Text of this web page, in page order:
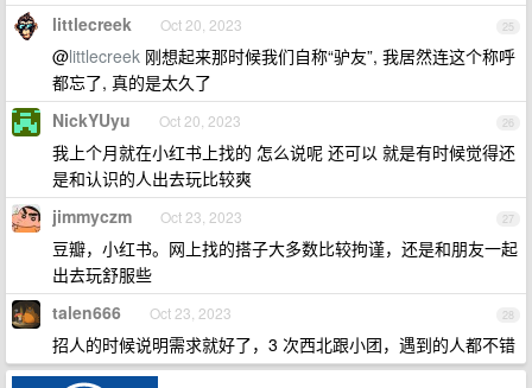
25
littlecreek Oct 20, 2023
@littlecreek 刚想起来那时候我们自称“驴友”, 我居然连这个称呼
都忘了, 真的是太久了
26
NickYUyu Oct 20, 2023
我上个月就在小红书上找的 怎么说呢 还可以 就是有时候觉得还
是和认识的人出去玩比较爽
27
jimmyczm Oct 23, 2023
豆瓣，小红书。网上找的搭子大多数比较拘谨，还是和朋友一起
出去玩舒服些
28
talen666 Oct 23, 2023
招人的时候说明需求就好了，3 次西北跟小团，遇到的人都不错